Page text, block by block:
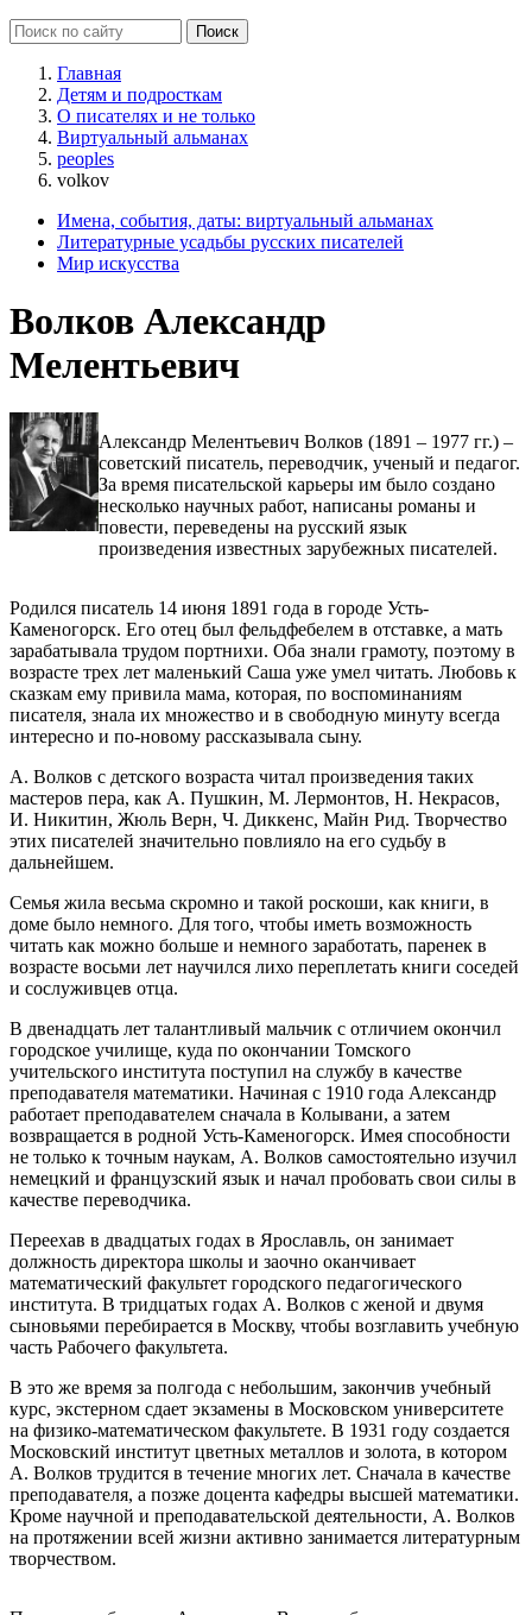
Главная
Детям и подросткам
О писателях и не только
Виртуальный альманах
peoples
volkov
Имена, события, даты: виртуальный альманах
Литературные усадьбы русских писателей
Мир искусства
Волков Александр
Мелентьевич
Александр Мелентьевич Волков (1891 – 1977 гг.) –
советский писатель, переводчик, ученый и педагог.
За время писательской карьеры им было создано
несколько научных работ, написаны романы и
повести, переведены на русский язык
произведения известных зарубежных писателей.
Родился писатель 14 июня 1891 года в городе Усть-
Каменогорск. Его отец был фельдфебелем в отставке, а мать
зарабатывала трудом портнихи. Оба знали грамоту, поэтому в
возрасте трех лет маленький Саша уже умел читать. Любовь к
сказкам ему привила мама, которая, по воспоминаниям
писателя, знала их множество и в свободную минуту всегда
интересно и по-новому рассказывала сыну.
А. Волков с детского возраста читал произведения таких
мастеров пера, как А. Пушкин, М. Лермонтов, Н. Некрасов,
И. Никитин, Жюль Верн, Ч. Диккенс, Майн Рид. Творчество
этих писателей значительно повлияло на его судьбу в
дальнейшем.
Семья жила весьма скромно и такой роскоши, как книги, в
доме было немного. Для того, чтобы иметь возможность
читать как можно больше и немного заработать, паренек в
возрасте восьми лет научился лихо переплетать книги соседей
и сослуживцев отца.
В двенадцать лет талантливый мальчик с отличием окончил
городское училище, куда по окончании Томского
учительского института поступил на службу в качестве
преподавателя математики. Начиная с 1910 года Александр
работает преподавателем сначала в Колывани, а затем
возвращается в родной Усть-Каменогорск. Имея способности
не только к точным наукам, А. Волков самостоятельно изучил
немецкий и французский язык и начал пробовать свои силы в
качестве переводчика.
Переехав в двадцатых годах в Ярославль, он занимает
должность директора школы и заочно оканчивает
математический факультет городского педагогического
института. В тридцатых годах А. Волков с женой и двумя
сыновьями перебирается в Москву, чтобы возглавить учебную
часть Рабочего факультета.
В это же время за полгода с небольшим, закончив учебный
курс, экстерном сдает экзамены в Московском университете
на физико-математическом факультете. В 1931 году создается
Московский институт цветных металлов и золота, в котором
А. Волков трудится в течение многих лет. Сначала в качестве
преподавателя, а позже доцента кафедры высшей математики.
Кроме научной и преподавательской деятельности, А. Волков
на протяжении всей жизни активно занимается литературным
творчеством.